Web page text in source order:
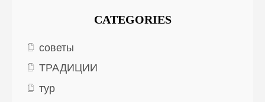
CATEGORIES
советы
ТРАДИЦИИ
тур